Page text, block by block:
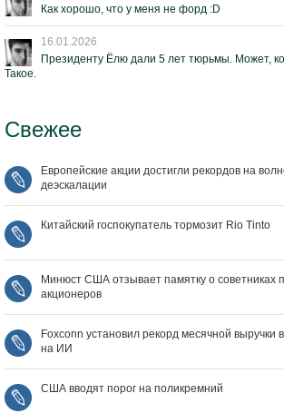
Как хорошо, что у меня не форд :D
16.01.2026
Президенту Ёлю дали 5 лет тюрьмы. Может,
Такое.
Свежее
Европейские акции достигли рекордов на
деэскалации
Китайский госпокупатель тормозит Rio Tinto
Минюст США отзывает памятку о советниках
акционеров
Foxconn установил рекорд месячной
на ИИ
США вводят порог на поликремний